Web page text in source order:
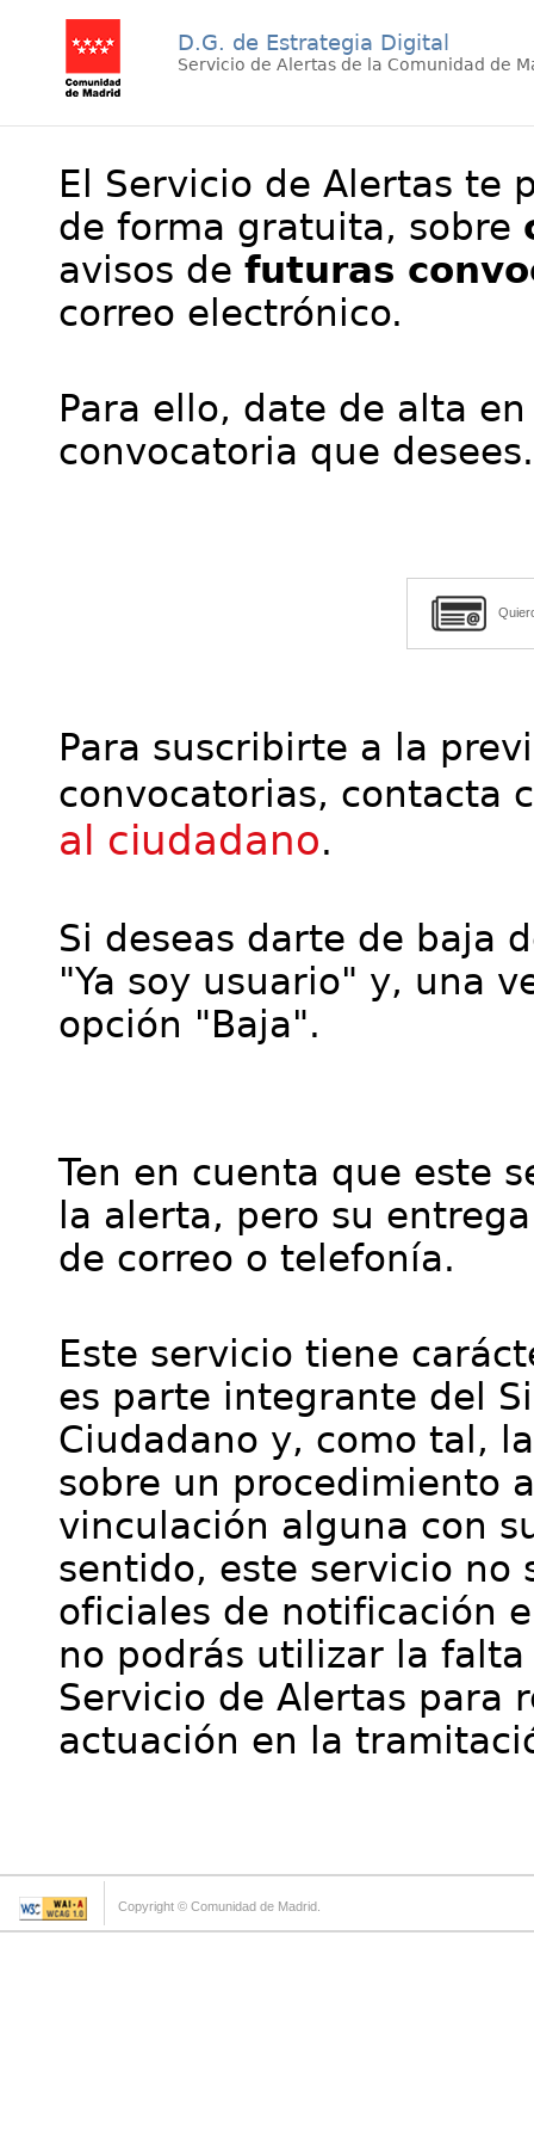
D.G. de Estrategia Digital
Servicio de Alertas de la Comunidad de
El Servicio de Alertas te
de forma gratuita, sobre
avisos de futuras
correo electrónico.
Para ello, date de alta
convocatoria que desees.
Para suscribirte a la
convocatorias, contacta
al ciudadano.
Si deseas darte de baja
"Ya soy usuario" y, una
opción "Baja".
Ten en cuenta que este
la alerta, pero su
de correo o telefonía.
Este servicio tiene
es parte integrante del
Ciudadano y, como tal,
sobre un procedimiento
vinculación alguna con
sentido, este servicio no
oficiales de notificación
no podrás utilizar la
Servicio de Alertas para
actuación en la
Copyright © Comunidad de Madrid.